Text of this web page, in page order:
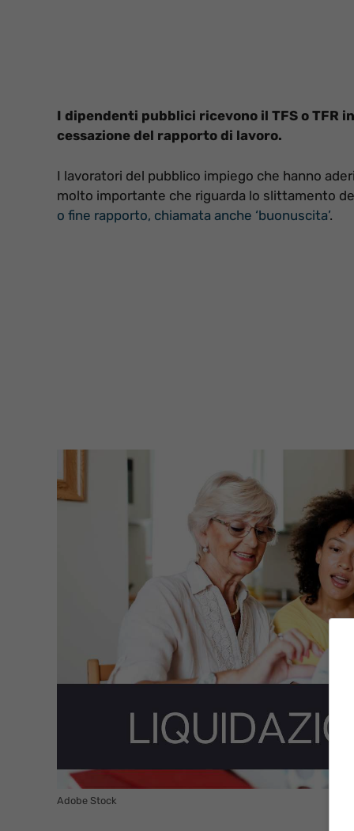
I dipendenti pubblici ricevono il TFS o TFR
cessazione del rapporto di lavoro.
I lavoratori del pubblico impiego che hanno
molto importante che riguarda lo slittamento
o fine rapporto, chiamata anche ‘buonuscita’.
Adobe Stock